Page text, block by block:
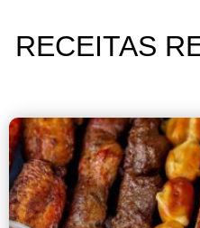
RECEITAS